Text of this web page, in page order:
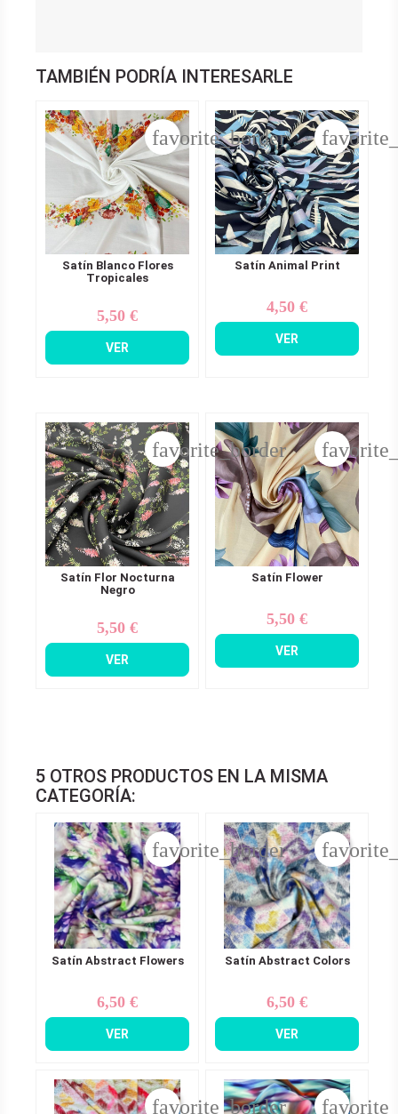
TAMBIÉN PODRÍA INTERESARLE
Satín Blanco Flores
Tropicales
Precio
5,50 €
VER
favorite_border
Satín Animal Print
Precio
4,50 €
VER
Satín Flor Nocturna
Negro
Precio
5,50 €
VER
favorite_border
Satín Flower
Precio
5,50 €
VER
5 OTROS PRODUCTOS EN LA MISMA
CATEGORÍA:
Satín Abstract Flowers
Precio
6,50 €
VER
favorite_border
Satín Abstract Colors
Precio
6,50 €
VER
favorite_border